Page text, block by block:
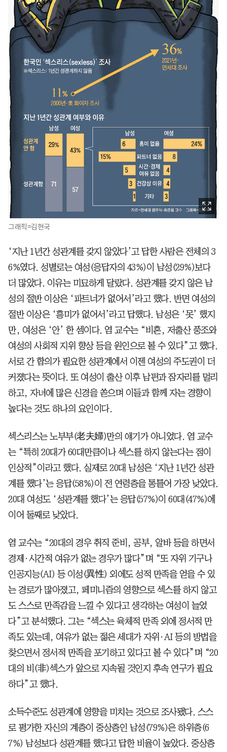
그래픽=김현국
‘지난 1년간 성관계를 갖지 않았다’고 답한 사람은 전체의 3
6%였다. 성별로는 여성(응답자의 43%)이 남성(29%)보다
더 많았다. 이유는 미묘하게 달랐다. 성관계를 갖지 않은 남
성의 절반 이상은 ‘파트너가 없어서’라고 했다. 반면 여성의
절반 이상은 ‘흥미가 없어서’라고 답했다. 남성은 ‘못’ 했지
만, 여성은 ‘안’ 한 셈이다. 염 교수는 “비혼, 저출산 풍조와
여성의 사회적 지위 향상 등을 원인으로 볼 수 있다”고 했다.
서로 간 합의가 필요한 성관계에서 이젠 여성의 주도권이 더
커졌다는 뜻이다. 또 여성이 출산 이후 남편과 잠자리를 멀리
하고, 자녀에 많은 신경을 쏟으며 이들과 함께 자는 경향이
높다는 것도 하나의 요인이다.
섹스리스는 노부부(老夫婦)만의 얘기가 아니었다. 염 교수
는 “특히 20대가 60대만큼이나 섹스를 하지 않는다는 점이
인상적”이라고 했다. 실제로 20대 남성은 ‘지난 1년간 성관
계를 했다’는 응답(58%)이 전 연령층을 통틀어 가장 낮았다.
20대 여성도 ‘성관계를 했다’는 응답(57%)이 60대(47%)에
이어 둘째로 낮았다.
염 교수는 “20대의 경우 취직 준비, 공부, 알바 등을 하면서
경제·시간적 여유가 없는 경우가 많다”며 “또 자위 기구나
인공지능(AI) 등 이성(異性) 외에도 성적 만족을 얻을 수 있
는 경로가 많아졌고, 페미니즘의 영향으로 섹스를 하지 않고
도 스스로 만족감을 느낄 수 있다고 생각하는 여성이 늘었
다”고 분석했다. 그는 “섹스는 육체적 만족 외에 정서적 만
족도 있는데, 여유가 없는 젊은 세대가 자위·AI 등의 방법을
찾으면서 정서적 만족을 포기하고 있다고 볼 수 있다”며 “20
대의 비(非)섹스가 앞으로 지속될 것인지 후속 연구가 필요
하다”고 했다.
소득수준도 성관계에 영향을 미치는 것으로 조사됐다. 스스
로 평가한 자신의 계층이 중상층인 남성(79%)은 하위층(6
7%) 남성보다 성관계를 했다고 답한 비율이 높았다. 중상층